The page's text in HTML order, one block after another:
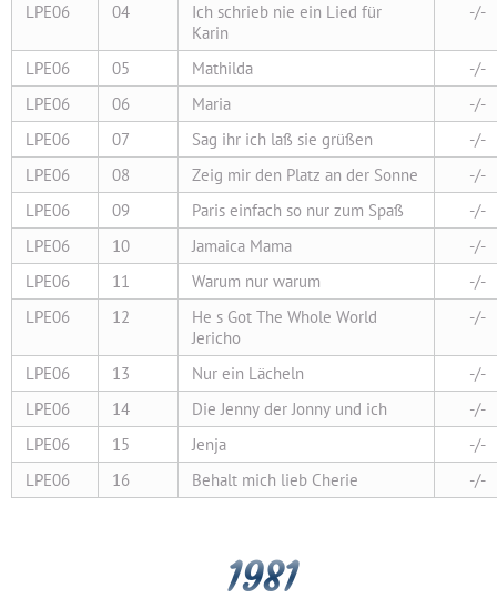
LPE06
04
Ich schrieb nie ein Lied für
Karin
-/-
LPE06 05 Mathilda
-/-
LPE06
06 Maria
-/-
LPE06
07 Sag ihr ich laß sie grüßen
-/-
LPE06
08 Zeig mir den Platz an der Sonne
-/-
LPE06
09 Paris einfach so nur zum Spaß
-/-
LPE06
10 Jamaica Mama
-/-
LPE06
11 Warum nur warum
-/-
LPE06
12
He s Got The Whole World
Jericho
-/-
LPE06 13 Nur ein Lächeln
-/-
LPE06
14 Die Jenny der Jonny und ich
-/-
LPE06
15 Jenja
-/-
LPE06
16 Behalt mich lieb Cherie -/-
1981